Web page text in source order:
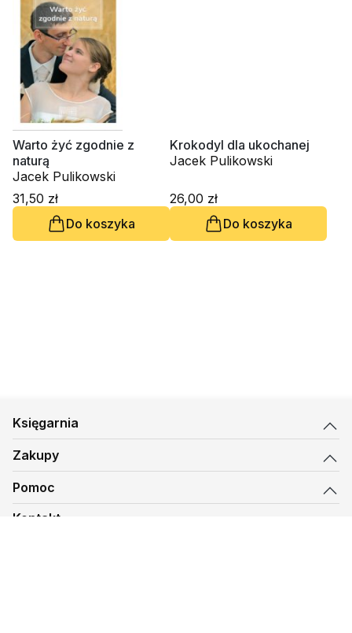
Warto żyć zgodnie z
naturą
Jacek Pulikowski
31,50 zł
Do koszyka
Krokodyl dla ukochanej
Jacek Pulikowski
26,00 zł
Do koszyka
Księgarnia
Zakupy
Pomoc
Kontakt